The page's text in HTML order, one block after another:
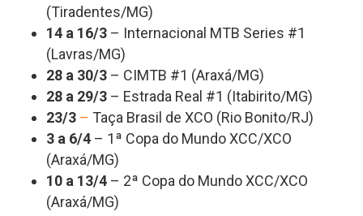
(Tiradentes/MG)
14 a 16/3– Internacional MTB Series #1
(Lavras/MG)
28 a 30/3– CIMTB #1 (Araxá/MG)
28 a 29/3– Estrada Real #1 (Itabirito/MG)
23/3 – Taça Brasil de XCO (Rio Bonito/RJ)
3 a 6/4– 1ª Copa do Mundo XCC/XCO
(Araxá/MG)
10 a 13/4– 2ª Copa do Mundo XCC/XCO
(Araxá/MG)